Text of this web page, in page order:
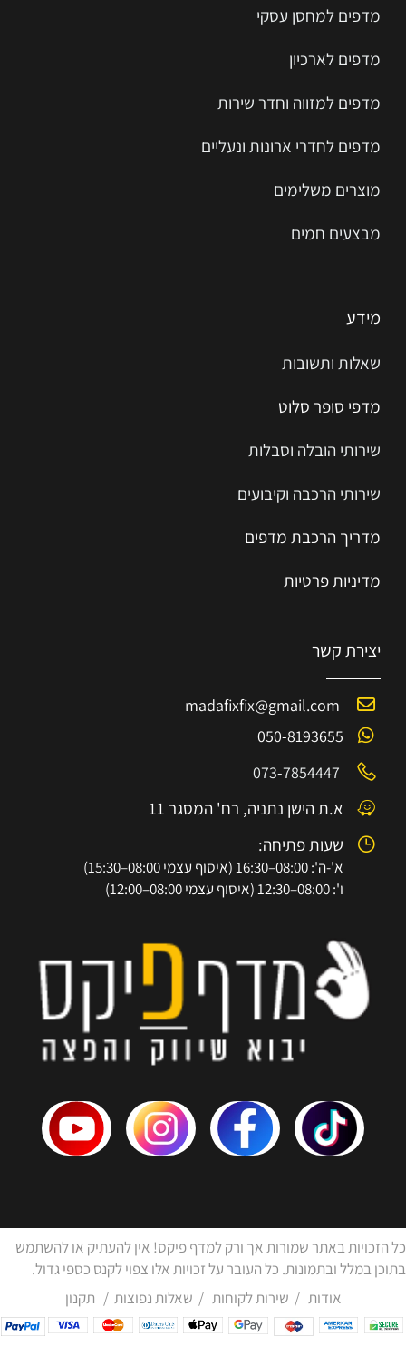
מדפים למחסן עסקי
מדפים לארכיון
מדפים למזווה וחדר שירות
מדפים לחדרי ארונות ונעליים
מוצרים משלימים
מבצעים חמים
מידע
שאלות ותשובות
מדפי סופר סלוט
שירותי הובלה וסבלות
שירותי הרכבה וקיבועים
מדריך הרכבת מדפים
מדיניות פרטיות
יצירת קשר
madafixfix@gmail.com
050-8193655
073-7854447
א.ת הישן נתניה, רח' המסגר 11
שעות פתיחה:
א'-ה': 08:00–16:30 (איסוף עצמי 08:00–15:30)
ו': 08:00–12:30 (איסוף עצמי 08:00–12:00)
כל הזכויות באתר שמורות אך ורק למדף פיקס! אין להעתיק או להשתמש
בתוכן במלל ובתמונות. כל העובר על זכויות אלו צפוי לקנס כספי גדול.
אודות / שירות לקוחות / שאלות נפוצות / תקנון